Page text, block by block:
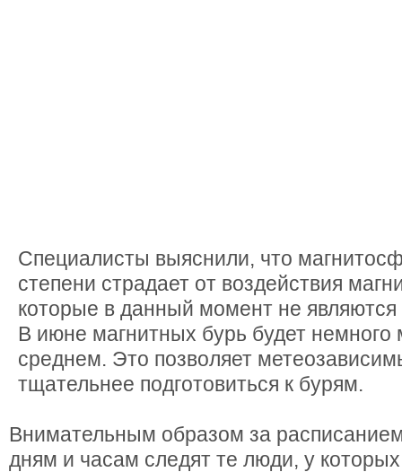
Специалисты выяснили, что
степени страдает от воздействия
которые в данный момент не
В июне магнитных бурь будет
среднем. Это позволяет
тщательнее подготовиться к бурям.
Внимательным образом за
дням и часам следят те люди, у